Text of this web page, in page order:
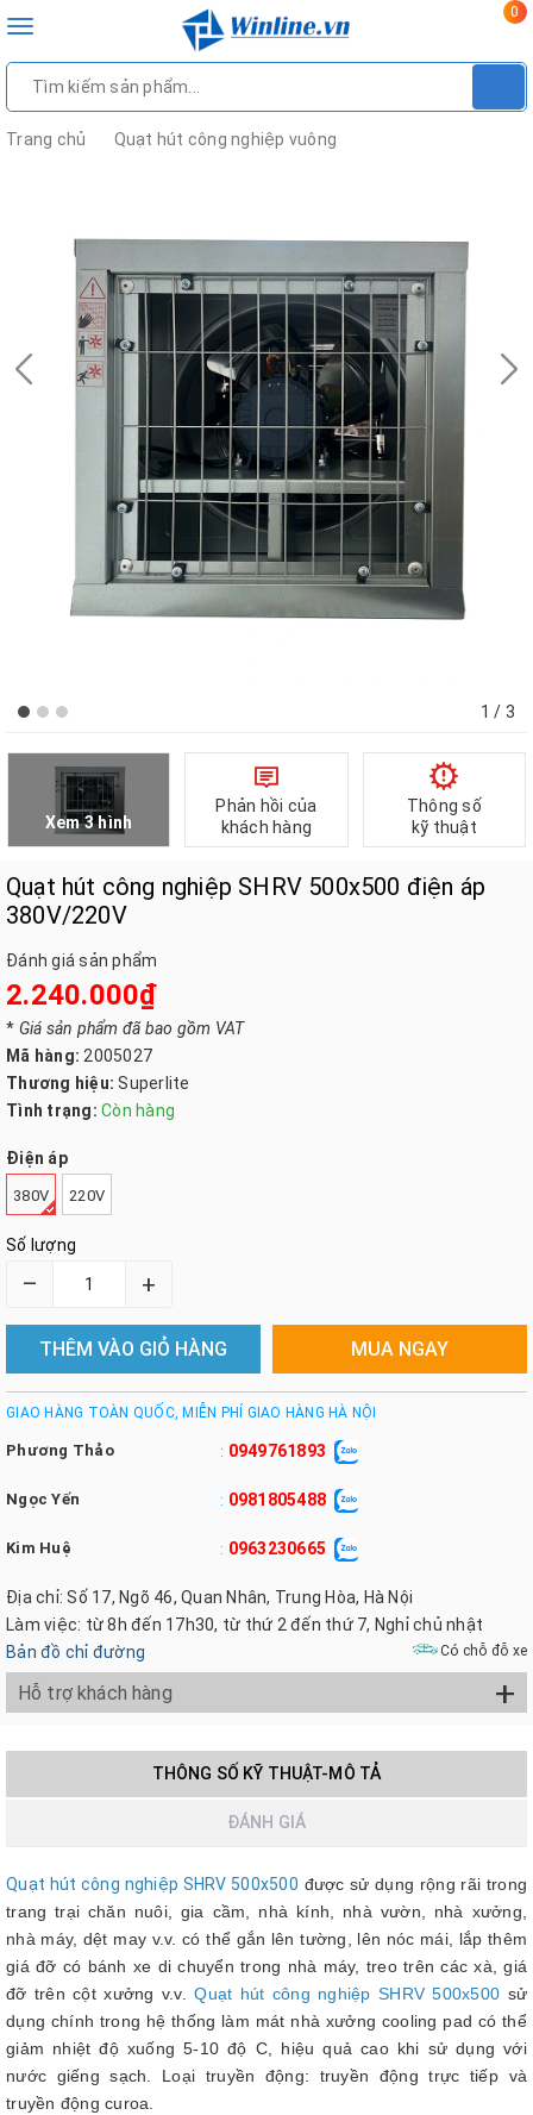
Toggle
0
Trang chủ Quạt hút công nghiệp vuông
1 / 3
Xem 3 hình
Phản hồi của
khách hàng
Thông số
kỹ thuật
Quạt hút công nghiệp SHRV 500x500 điện áp
380V/220V
Đánh giá sản phẩm
2.240.000₫
* Giá sản phẩm đã bao gồm VAT
Mã hàng: 2005027
Thương hiệu: Superlite
Tình trạng: Còn hàng
Điện áp
380V 220V
Số lượng
– +
THÊM VÀO GIỎ HÀNG MUA NGAY
GIAO HÀNG TOÀN QUỐC, MIỄN PHÍ GIAO HÀNG HÀ NỘI
Phương Thảo : 0949761893
Ngọc Yến : 0981805488
Kim Huệ : 0963230665
Địa chỉ: Số 17, Ngõ 46, Quan Nhân, Trung Hòa, Hà Nội
Làm việc: từ 8h đến 17h30, từ thứ 2 đến thứ 7, Nghỉ chủ nhật
Bản đồ chỉ đường
Có chỗ đỗ xe
Hỗ trợ khách hàng +
THÔNG SỐ KỸ THUẬT-MÔ TẢ
ĐÁNH GIÁ
Quạt hút công nghiệp SHRV 500x500 được sử dụng rộng rãi trong
trang trại chăn nuôi, gia cầm, nhà kính, nhà vườn, nhà xưởng,
nhà máy, dệt may v.v. có thể gắn lên tường, lên nóc mái, lắp thêm
giá đỡ có bánh xe di chuyển trong nhà máy, treo trên các xà, giá
đỡ trên cột xưởng v.v.Quạt hút công nghiệp SHRV 500x500 sử
dụng chính trong hệ thống làm mát nhà xưởng cooling pad có thể
giảm nhiệt độ xuống 5-10 độ C, hiệu quả cao khi sử dụng với
nước giếng sạch. Loại truyền động: truyền động trực tiếp và
truyền động curoa.